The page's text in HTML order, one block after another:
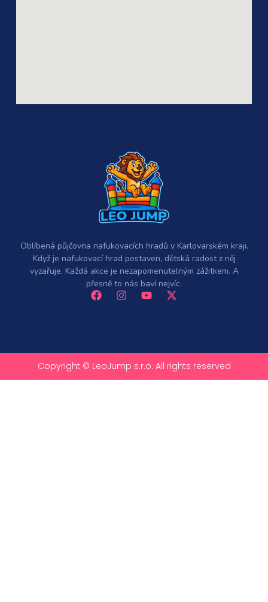
Oblíbená půjčovna nafukovacích hradů v Karlovarském kraji.
Když je nafukovací hrad postaven, dětská radost z něj
vyzařuje. Každá akce je nezapomenutelným zážitkem. A
přesně to nás baví nejvíc.
Copyright © LeoJump s.r.o. All rights reserved